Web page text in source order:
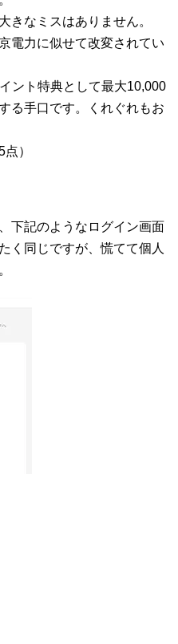
きなミスはありません。
電力に似せて改変されてい
ント特典として最大10,000
る手口です。くれぐれもお
）
下記のようなログイン画面
く同じですが、慌てて個人